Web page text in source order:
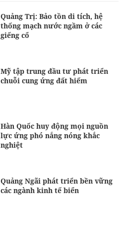
Quảng Trị: Bảo tồn di tích, hệ
thống mạch nước ngầm ở các
giếng cổ
Mỹ tập trung đầu tư phát triển
chuỗi cung ứng đất hiếm
Hàn Quốc huy động mọi nguồn
lực ứng phó nắng nóng khắc
nghiệt
Quảng Ngãi phát triển bền vững
các ngành kinh tế biển